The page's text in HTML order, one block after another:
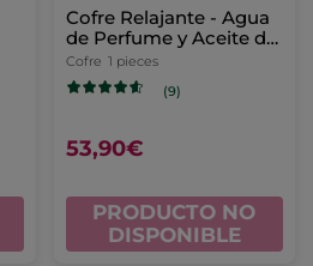
Cofre Relajante - Agua
de Perfume y Aceite de
Masage - Essences
Botaniques
Cofre 1 pieces
(9)
53,90€
PRODUCTO NO
DISPONIBLE